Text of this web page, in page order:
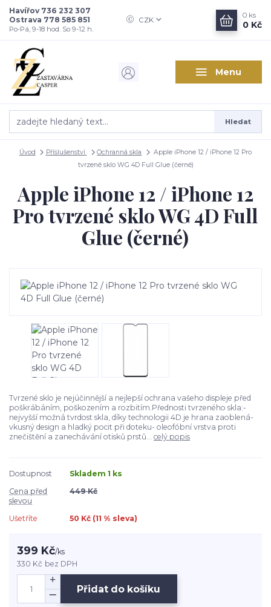
Menu
CZK
Hledat
Havířov 736 232 307
Ostrava 778 585 851
Po-Pá, 9-18 hod. So 9-12 h.
0 ks
0 Kč
Úvod Příslušenství Ochranná skla
Apple iPhone 12 / iPhone 12 Pro
tvrzené sklo WG 4D Full Glue (černé)
Apple iPhone 12 / iPhone 12
Pro tvrzené sklo WG 4D Full
Glue (černé)
Tvrzené sklo je nejúčinnější a nejlepší ochrana vašeho displeje před
poškrábáním, poškozením a rozbitím.Přednosti tvrzeného skla:-
nejvyšší možná tvrdost skla, díky technologii 4D je hrana zaoblená-
vkusný design a hladký pocit při doteku- oleofóbní vrstva proti
znečištění a zanechávání otisků prstů... celý popis
Dostupnost
Skladem 1 ks
Cena před
slevou
449 Kč
Ušetříte 50 Kč (11 % sleva)
399 Kč/ks
330 Kč bez DPH
Přidat do košíku